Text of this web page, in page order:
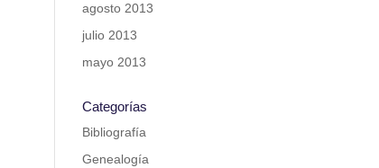
agosto 2013
julio 2013
mayo 2013
Categorías
Bibliografía
Genealogía